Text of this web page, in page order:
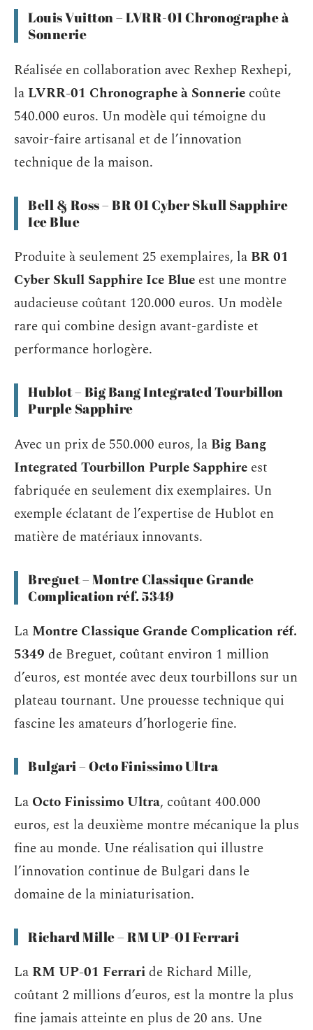
Louis Vuitton – LVRR-01 Chronographe à
Sonnerie
Réalisée en collaboration avec Rexhep Rexhepi,
la LVRR-01 Chronographe à Sonnerie coûte
540.000 euros. Un modèle qui témoigne du
savoir-faire artisanal et de l’innovation
technique de la maison.
Bell & Ross – BR 01 Cyber Skull Sapphire
Ice Blue
Produite à seulement 25 exemplaires, la BR 01
Cyber Skull Sapphire Ice Blue est une montre
audacieuse coûtant 120.000 euros. Un modèle
rare qui combine design avant-gardiste et
performance horlogère.
Hublot – Big Bang Integrated Tourbillon
Purple Sapphire
Avec un prix de 550.000 euros, la Big Bang
Integrated Tourbillon Purple Sapphire est
fabriquée en seulement dix exemplaires. Un
exemple éclatant de l’expertise de Hublot en
matière de matériaux innovants.
Breguet – Montre Classique Grande
Complication réf. 5349
La Montre Classique Grande Complication réf.
5349 de Breguet, coûtant environ 1 million
d’euros, est montée avec deux tourbillons sur un
plateau tournant. Une prouesse technique qui
fascine les amateurs d’horlogerie fine.
Bulgari – Octo Finissimo Ultra
La Octo Finissimo Ultra, coûtant 400.000
euros, est la deuxième montre mécanique la plus
fine au monde. Une réalisation qui illustre
l’innovation continue de Bulgari dans le
domaine de la miniaturisation.
Richard Mille – RM UP-01 Ferrari
La RM UP-01 Ferraride Richard Mille,
coûtant 2 millions d’euros, est la montre la plus
fine jamais atteinte en plus de 20 ans. Une